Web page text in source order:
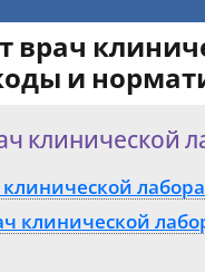
врач
и
клинической